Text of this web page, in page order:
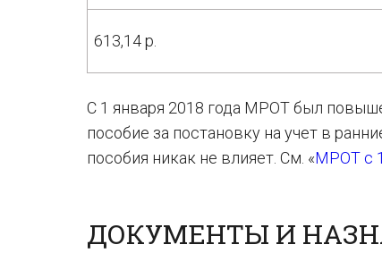
613,14 р.
С 1 января 2018 года МРОТ был
пособие за постановку на учет в
пособия никак не влияет. См. «МРОТ с
ДОКУМЕНТЫ И